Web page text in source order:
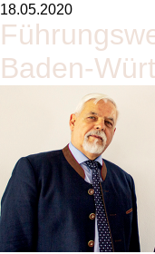
18.05.2020
Baden-